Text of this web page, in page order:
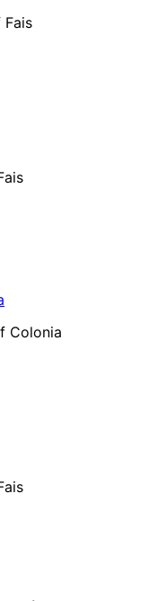
Fais
Colonia